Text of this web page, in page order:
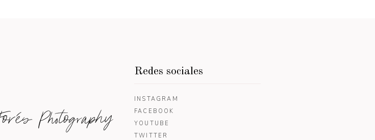
Photography
Redes sociales
INSTAGRAM
FACEBOOK
YOUTUBE
TWITTER